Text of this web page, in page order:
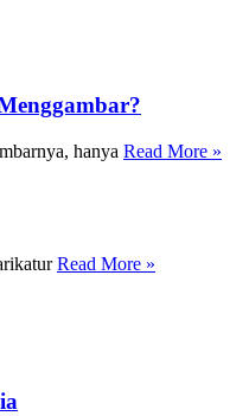
hanya Read More »
Read More »